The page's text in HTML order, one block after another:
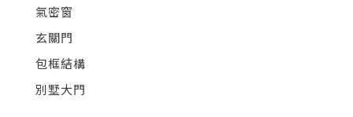
氣密窗
玄關門
包框結構
別墅大門